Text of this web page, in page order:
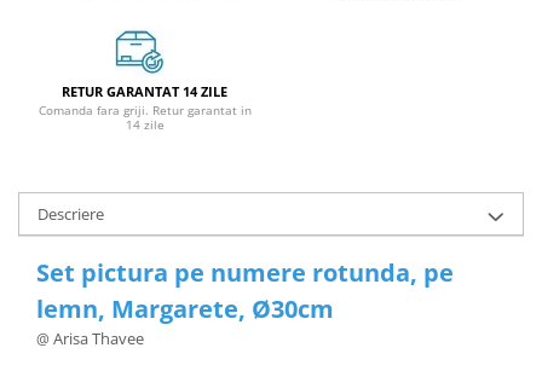
RETUR GARANTAT 14 ZILE
Comanda fara griji. Retur garantat in
14 zile
Descriere
Set pictura pe numere rotunda, pe
lemn, Margarete, Ø30cm
@ Arisa Thavee